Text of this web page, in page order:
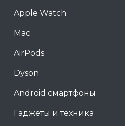
Apple Watch
Mac
AirPods
Dyson
Android смартфоны
Гаджеты и техника